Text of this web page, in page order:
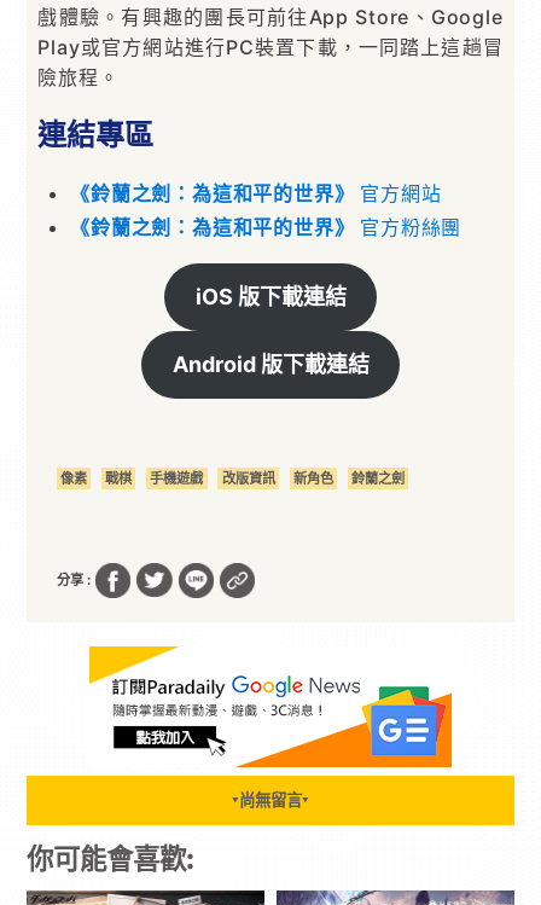
戲體驗。有興趣的團長可前往App Store、Google
Play或官方網站進行PC裝置下載，一同踏上這趟冒
險旅程。
連結專區
《鈴蘭之劍：為這和平的世界》 官方網站
《鈴蘭之劍：為這和平的世界》 官方粉絲團
iOS 版下載連結
Android 版下載連結
像素 戰棋 手機遊戲 改版資訊 新角色 鈴蘭之劍
分享 :
▼ 尚無留言▼
你可能會喜歡: